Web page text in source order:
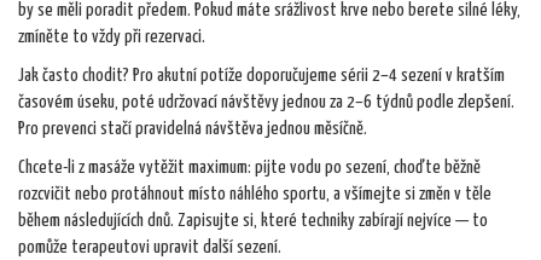
by se měli poradit předem. Pokud máte srážlivost krve nebo berete silné léky,
zmíněte to vždy při rezervaci.
Jak často chodit? Pro akutní potíže doporučujeme sérii 2–4 sezení v kratším
časovém úseku, poté udržovací návštěvy jednou za 2–6 týdnů podle zlepšení.
Pro prevenci stačí pravidelná návštěva jednou měsíčně.
Chcete-li z masáže vytěžit maximum: pijte vodu po sezení, choďte běžně
rozcvičit nebo protáhnout místo náhlého sportu, a všímejte si změn v těle
během následujících dnů. Zapisujte si, které techniky zabírají nejvíce — to
pomůže terapeutovi upravit další sezení.